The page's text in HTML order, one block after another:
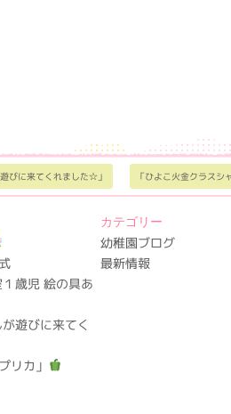
びに来てくれました☆」 「ひよこ火金クラス
１歳児 絵の具あ
遊びに来てく
リカ」
カテゴリー
幼稚園ブログ
最新情報